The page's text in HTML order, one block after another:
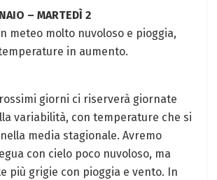
– MARTEDÌ ⁢2
​meteo molto ⁤nuvoloso e pioggia,
in aumento.
giorni ci riserverà giornate
variabilità, ⁤con temperature che si
media stagionale. Avremo
con cielo poco nuvoloso, ‌ma
⁣più grigie con ⁣pioggia e vento. In